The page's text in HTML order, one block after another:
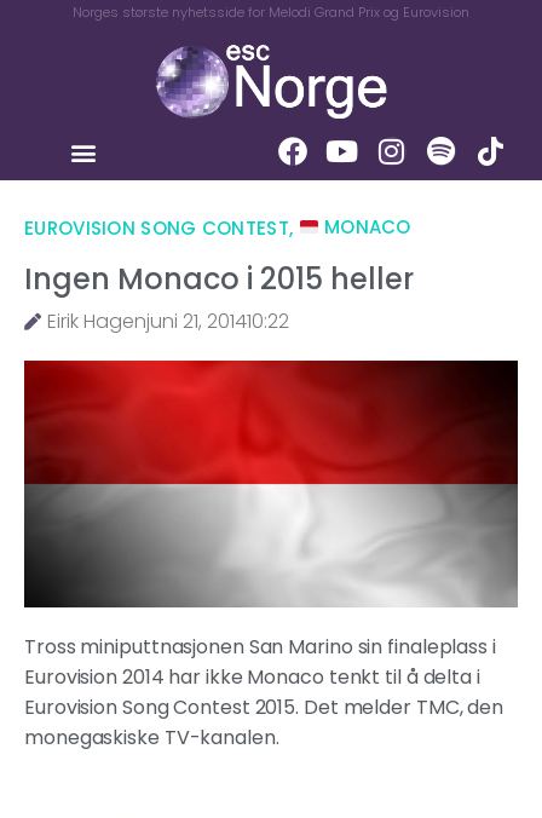
Norges største nyhetsside for Melodi Grand Prix og Eurovision
EUROVISION SONG CONTEST, MONACO
Ingen Monaco i 2015 heller
Eirik Hagenjuni 21, 201410:22
Tross miniputtnasjonen San Marino sin finaleplass i
Eurovision 2014 har ikke Monaco tenkt til å delta i
Eurovision Song Contest 2015. Det melder TMC, den
monegaskiske TV-kanalen.